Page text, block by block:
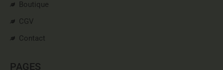
Boutique
CGV
Contact
PAGES